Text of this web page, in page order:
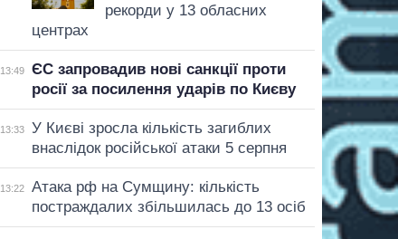
рекорди у 13 обласних
центрах
13:49
ЄС запровадив нові санкції проти
росії за посилення ударів по Києву
13:33
У Києві зросла кількість загиблих
внаслідок російської атаки 5 серпня
13:22
Атака рф на Сумщину: кількість
постраждалих збільшилась до 13 осіб